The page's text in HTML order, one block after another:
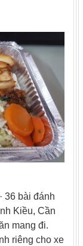
36 bài đánh
Kiều, Cần
mang đi.
riêng cho xe